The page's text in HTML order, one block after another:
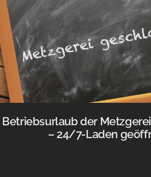
Betriebsurlaub der
– 24/7-Laden